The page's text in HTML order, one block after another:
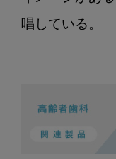
唱している。